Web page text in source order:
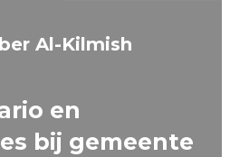
Al-Kilmish
en
bij gemeente